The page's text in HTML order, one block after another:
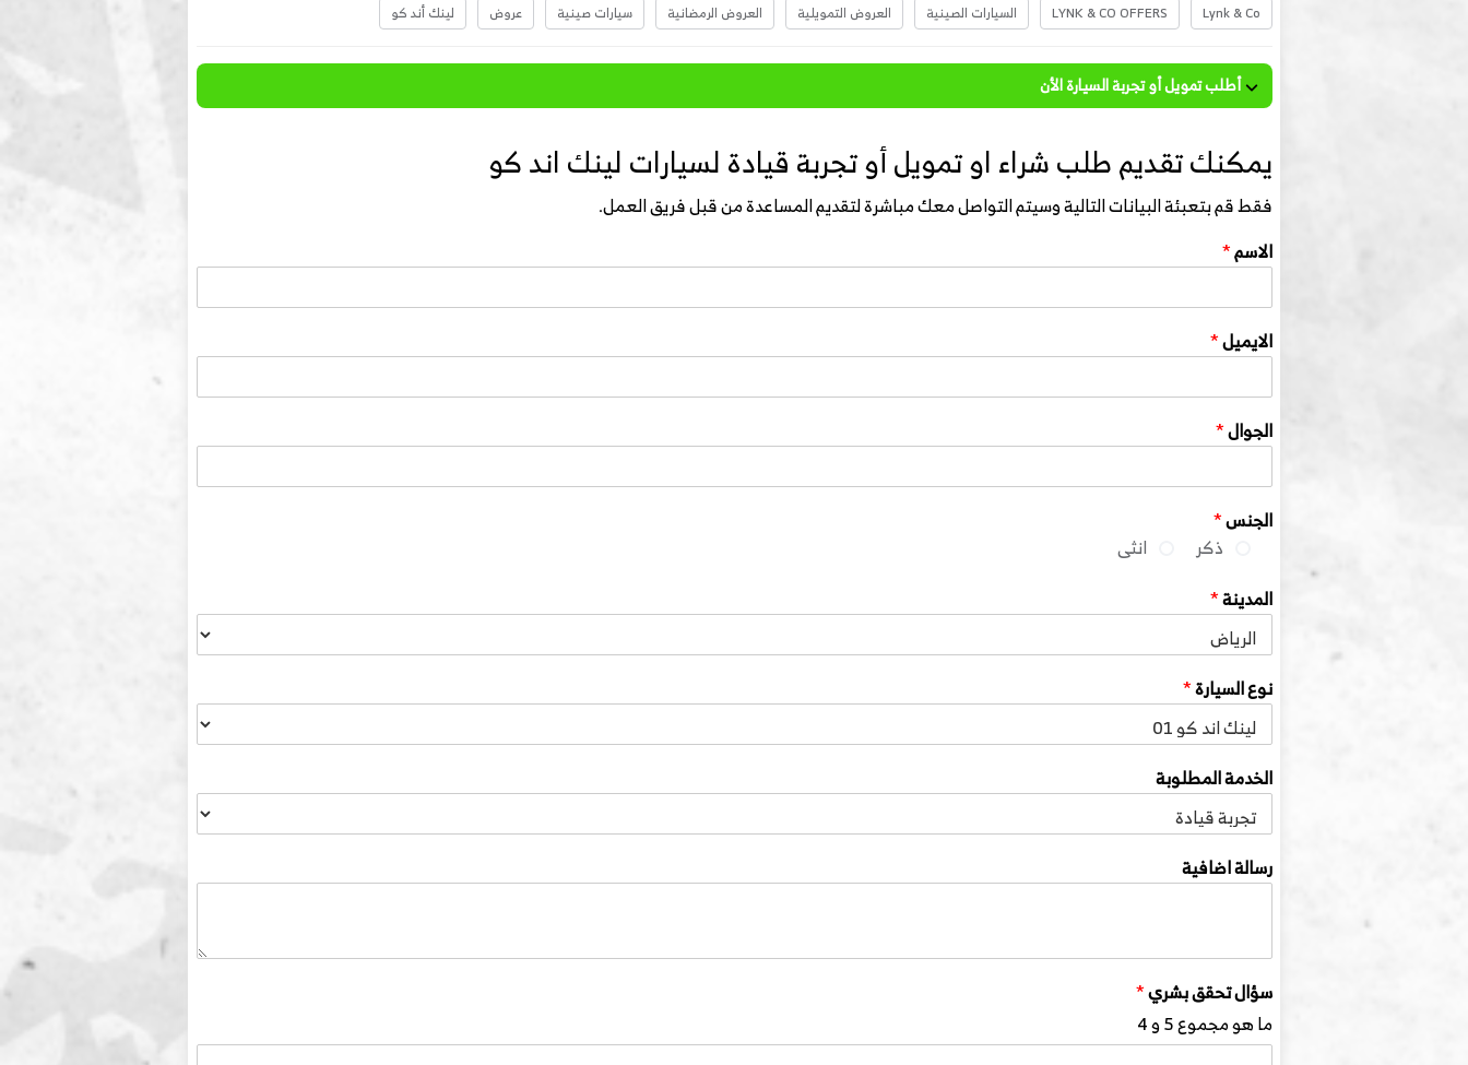
Lynk & Co
LYNK & CO OFFERS السيارات الصينية العروض التمويلية العروض الرمضانية سيارات صينية عروض لينك أند كو
أطلب تمويل أو تجربة السيارة الأن
يمكنك تقديم طلب شراء او تمويل أو تجربة قيادة لسيارات لينك اند كو
فقط قم بتعبئة البيانات التالية وسيتم التواصل معك مباشرة لتقديم المساعدة من قبل فريق العمل.
الاسم*
الايميل*
الجوال*
الجنس*
ذكر
انثى
المدينة*
نوع السيارة*
الخدمة المطلوبة
رسالة اضافية
سؤال تحقق بشري*
ما هو مجموع 5 و 4